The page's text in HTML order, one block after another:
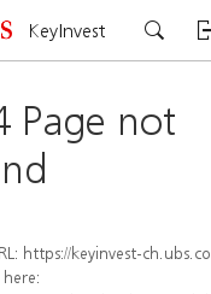
KeyInvest
Page not
https://keyinvest-ch.ubs.com/produkt/detail/index/